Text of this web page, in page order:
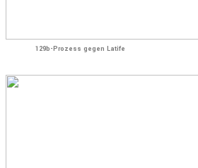
129b-Prozess gegen Latife